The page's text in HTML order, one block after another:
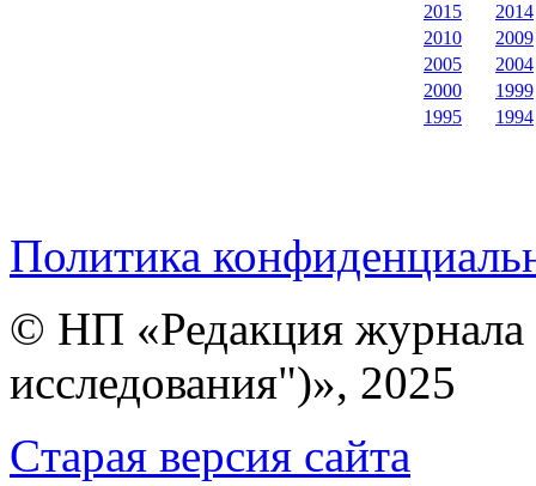
2015
2014
2010
2009
2005
2004
2000
1999
1995
1994
Политика
© НП «Редакция
исследования")», 2025
Cтарая версия сайта